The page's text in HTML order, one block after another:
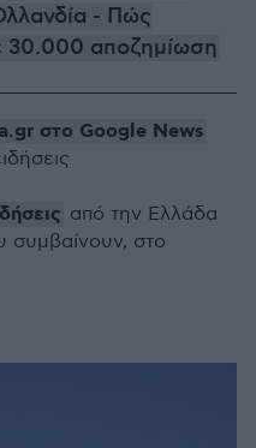
- Πώς
αποζημίωση
στο Google News
από την Ελλάδα
συμβαίνουν, στο